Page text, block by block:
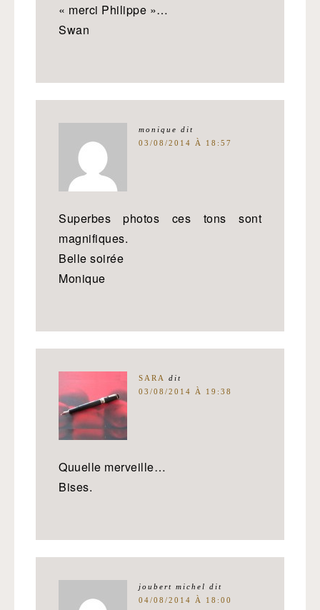
« merci Philippe »…
Swan
monique dit
03/08/2014 À 18:57
Superbes photos ces tons sont
magnifiques.
Belle soirée
Monique
SARA
dit
03/08/2014 À 19:38
Quuelle merveille…
Bises.
joubert michel dit
04/08/2014 À 18:00